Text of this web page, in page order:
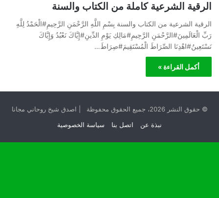
الرقية الشرعية كاملة من الكتاب والسنة
الرقية الشرعية من الكتاب والسنة بِسْمِ اللَّهِ الرَّحْمَنِ الرَّحِيمِ#الْحَمْدُ لِلَّهِ
رَبِّ الْعَالَمِينَ#الرَّحْمَنِ الرَّحِيمِ#مَالِكِ يَوْمِ الدِّينِ#إِيَّاكَ نَعْبُدُ وَإِيَّاكَ
نَسْتَعِينُ#اهْدِنَا الصِّرَاطَ الْمُسْتَقِيمَ#صِرَاطَ…
أكمل القراءة »
© حقوق النشر 2026، جميع الحقوق محفوظة | اصدق شيخ روحاني مجانا
نبذة عن
اتصل بنا سياسة الخصوصية